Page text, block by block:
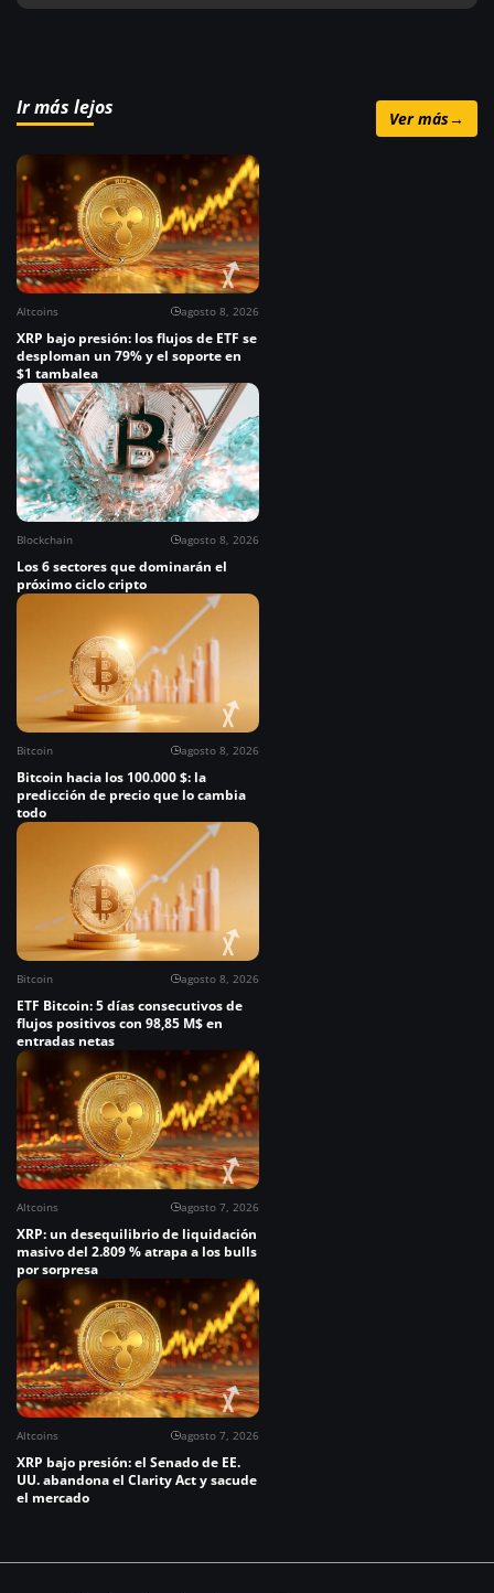
Ir más lejos Ver más→
Altcoins agosto 8, 2026
XRP bajo presión: los flujos de ETF se
desploman un 79% y el soporte en
$1 tambalea
Blockchain agosto 8, 2026
Los 6 sectores que dominarán el
próximo ciclo cripto
Bitcoin agosto 8, 2026
Bitcoin hacia los 100.000 $: la
predicción de precio que lo cambia
todo
Bitcoin agosto 8, 2026
ETF Bitcoin: 5 días consecutivos de
flujos positivos con 98,85 M$ en
entradas netas
Altcoins agosto 7, 2026
XRP: un desequilibrio de liquidación
masivo del 2.809 % atrapa a los bulls
por sorpresa
Altcoins agosto 7, 2026
XRP bajo presión: el Senado de EE.
UU. abandona el Clarity Act y sacude
el mercado